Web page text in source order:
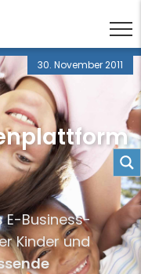
30. November 2011
Business-
Kinder und